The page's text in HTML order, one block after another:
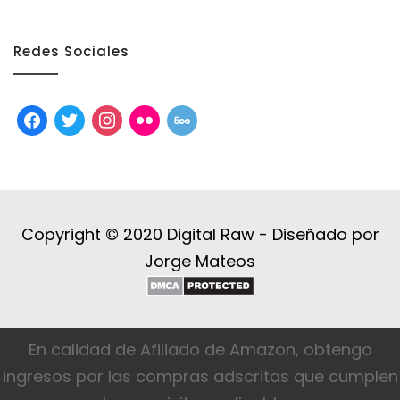
Redes Sociales
facebook
twitterinstagram
flickr 500px
Copyright © 2020 Digital Raw - Diseñado por
Jorge Mateos
En calidad de Afiliado de Amazon, obtengo
ingresos por las compras adscritas que cumplen